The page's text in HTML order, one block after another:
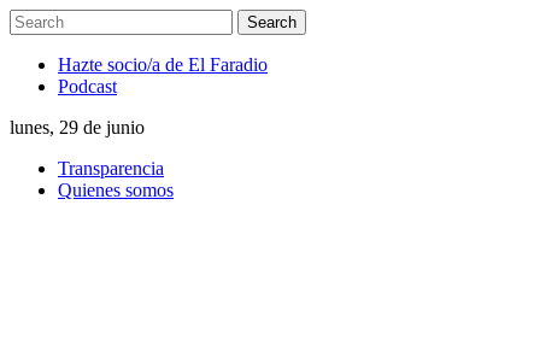
Hazte socio/a de El Faradio
Podcast
lunes, 29 de junio
Transparencia
Quienes somos